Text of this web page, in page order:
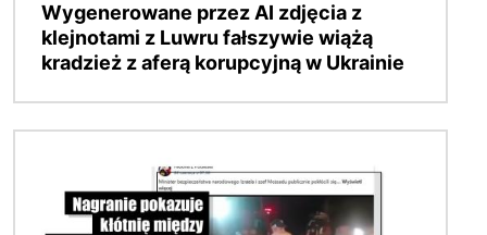
Wygenerowane przez AI zdjęcia z
klejnotami z Luwru fałszywie wiążą
kradzież z aferą korupcyjną w Ukrainie